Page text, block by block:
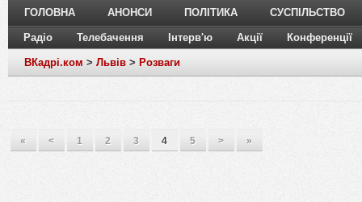
ГОЛОВНА АНОНСИ ПОЛІТИКА СУСПІЛЬСТВО
Радіо Телебачення Інтерв'ю Акції Конференції
ВКадрі.ком > Львів > Розваги
« < 1 2 3 4 5 > »